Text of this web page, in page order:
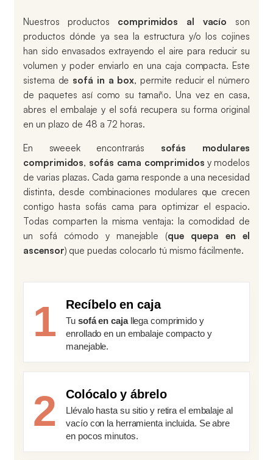
Nuestros productos comprimidos al vacío son
productos dónde ya sea la estructura y/o los cojines
han sido envasados extrayendo el aire para reducir su
volumen y poder enviarlo en una caja compacta. Este
sistema de sofá in a box, permite reducir el número
de paquetes así como su tamaño. Una vez en casa,
abres el embalaje y el sofá recupera su forma original
en un plazo de 48 a 72 horas.
En sweeek encontrarás sofás modulares
comprimidos, sofás cama comprimidos y modelos
de varias plazas. Cada gama responde a una necesidad
distinta, desde combinaciones modulares que crecen
contigo hasta sofás cama para optimizar el espacio.
Todas comparten la misma ventaja: la comodidad de
un sofá cómodo y manejable (que quepa en el
ascensor) que puedas colocarlo tú mismo fácilmente.
1 Recíbelo en caja
Tu sofá en cajallega comprimido y
enrollado en un embalaje compacto y
manejable.
2 Colócalo y ábrelo
Llévalo hasta su sitio y retira el embalaje al
vacío con la herramienta incluida. Se abre
en pocos minutos.